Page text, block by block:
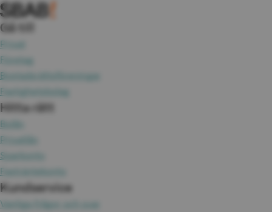
Gå till
Privat
Företag
Bostadsrättsföreningar
Fastighetsbolag
Hitta rätt
Bolån
Privatlån
Sparkonto
Fasträntekonto
Kundservice
Vanliga frågor och svar